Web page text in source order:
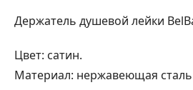
Держатель душевой лейки
Цвет: сатин.
Материал: нержавеющая